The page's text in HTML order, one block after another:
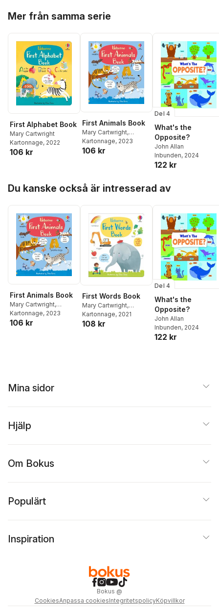
Mer från samma serie
First Alphabet Book
Mary Cartwright
Kartonnage, 2022
106 kr
First Animals Book
Mary Cartwright,
Matthew Oldham
Kartonnage, 2023
106 kr
Del 4
What's the
Opposite?
John Allan
Inbunden, 2024
122 kr
Du kanske också är intresserad av
First Animals Book
Mary Cartwright,
Matthew Oldham
Kartonnage, 2023
106 kr
First Words Book
Mary Cartwright,
Matthew Oldham
Kartonnage, 2021
108 kr
Del 4
What's the
Opposite?
John Allan
Inbunden, 2024
122 kr
Mina sidor
Hjälp
Om Bokus
Populärt
Inspiration
Bokus @
CookiesAnpassa cookiesIntegritetspolicyKöpvillkor